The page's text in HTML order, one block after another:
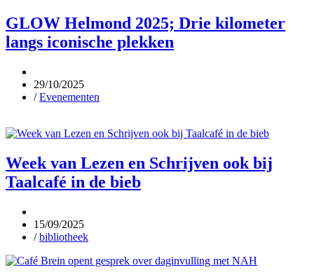
GLOW Helmond 2025; Drie kilometer
langs iconische plekken
29/10/2025
/ Evenementen
Week van Lezen en Schrijven ook bij
Taalcafé in de bieb
15/09/2025
/ bibliotheek